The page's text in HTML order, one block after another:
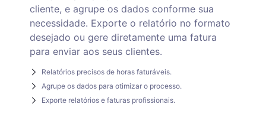
cliente, e agrupe os dados conforme sua
necessidade. Exporte o relatório no formato
desejado ou gere diretamente uma fatura
para enviar aos seus clientes.
Relatórios precisos de horas faturáveis.
Agrupe os dados para otimizar o processo.
Exporte relatórios e faturas profissionais.